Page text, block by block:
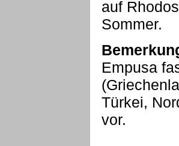
auf
Sommer.
Empusa
Türkei,
vor.